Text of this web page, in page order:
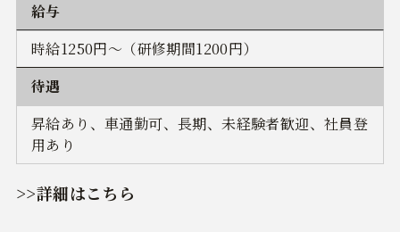
給与
時給1250円～（研修期間1200円）
待遇
昇給あり、車通勤可、長期、未経験者歓迎、社員登
用あり
>>詳細はこちら